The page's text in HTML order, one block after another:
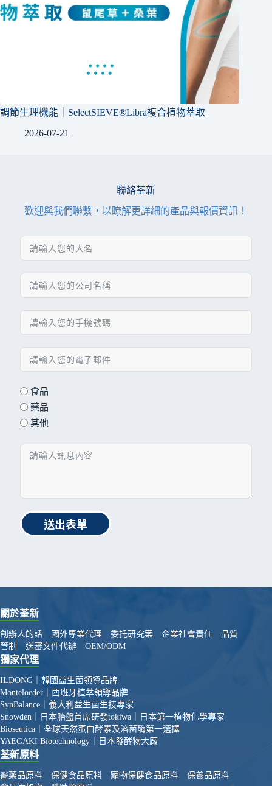
調節生理機能｜SelectSIEVE®Libra複合植物萃取
2026-07-21
聯絡荃新
歡迎與我們聯繫，以瞭解更詳細的產品與報價資訊！
食品
藥品
其他
送出表單
關於荃新
創辦人的話 國外專業代理 委托研究案 企業社會責任
品質
管制
送審文件代辦 OEM/ODM
獨家代理
ILDONG｜韓國益生菌領導品牌
Monteloeder｜西班牙植萃領導品牌
SynBalance｜義大利益生菌生技專家
Snowden｜日本胎盤首席研發tokiwa｜日本第一植物化學專家
Bioseutica｜全球天然蛋白酵素及溶菌酶第一選擇
YAEGAKI Biotechnology｜日本發酵物大廠
荃新原料
醫藥品原料 保健食品原料 寵物保健食品原料
保養品原料